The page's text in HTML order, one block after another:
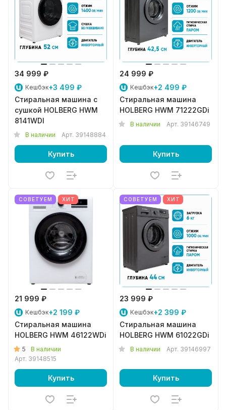
34 999 ₽
Кешбэк+3 499 ₽
Стиральная машина с
сушкой HOLBERG HWM
8141WDI
В наличии Арт. 39148884
Купить
24 999 ₽
Кешбэк+2 499 ₽
Стиральная машина
HOLBERG HWM 71222GDi
В наличии Арт. 39146749
Купить
СОВЕТУЕМ ХИТ
21 999 ₽
Кешбэк+2 199 ₽
Стиральная машина
HOLBERG HWM 46122WDi
5
В наличии
Арт. 39148515
Купить
СОВЕТУЕМ ХИТ
23 999 ₽
Кешбэк+2 399 ₽
Стиральная машина
HOLBERG HWM 61022GDi
В наличии Арт. 39146997
Купить